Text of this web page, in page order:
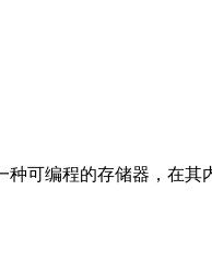
可编程的存储器，在